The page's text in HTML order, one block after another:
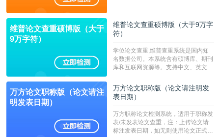
维普论文查重硕博版（大于
9万字符）
维普论文查重硕博版（大于9万字
符）
学位论文查重,维普查重系统是国内知
名数据公司。本系统含有硕博库、期刊
库和互联网资源等。支持中文、英文、
定院校！！！
万方论文职称版（论文请注
明发表日期）
万方论文职称版（论文请注明发
表日期）
万方职称论文检测系统，适用于职称发
表/未发表论文查重，注：上传论文请
标注发表日期，如无则使用论文正式发